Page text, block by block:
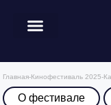
Главная-Кинофестиваль 2025-
О фестивале